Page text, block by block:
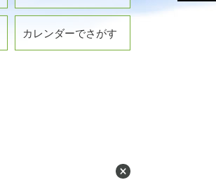
カレンダーでさがす